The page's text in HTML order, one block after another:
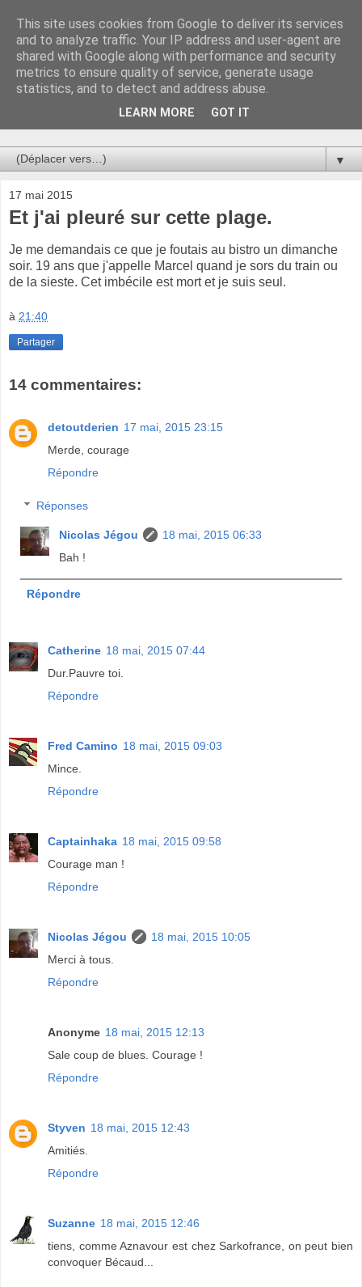
Au bistro !
La connerie étant le seul chemin susceptible de nous faire
entrevoir une parcelle de vérité, utilisons la par des moyens
de communication efficaces. Le temps qu'on remplisse nos
▼
17 mai 2015
Et j'ai pleuré sur cette plage.
Je me demandais ce que je foutais au bistro un dimanche
soir. 19 ans que j'appelle Marcel quand je sors du train ou
de la sieste. Cet imbécile est mort et je suis seul.
à 21:40
Partager
14 commentaires:
detoutderien 17 mai, 2015 23:15
Merde, courage
Répondre
Réponses
Nicolas Jégou
18 mai, 2015 06:33
Bah !
Répondre
Catherine 18 mai, 2015 07:44
Dur.Pauvre toi.
Répondre
Fred Camino 18 mai, 2015 09:03
Mince.
Répondre
Captainhaka 18 mai, 2015 09:58
Courage man !
Répondre
Nicolas Jégou
18 mai, 2015 10:05
Merci à tous.
Répondre
Anonyme 18 mai, 2015 12:13
Sale coup de blues. Courage !
Répondre
Styven 18 mai, 2015 12:43
Amitiés.
Répondre
Suzanne 18 mai, 2015 12:46
tiens, comme Aznavour est chez Sarkofrance, on peut bien
convoquer Bécaud...
This site uses cookies from Google to deliver its services
and to analyze traffic. Your IP address and user-agent are
shared with Google along with performance and security
metrics to ensure quality of service, generate usage
statistics, and to detect and address abuse.
LEARN MORE GOT IT